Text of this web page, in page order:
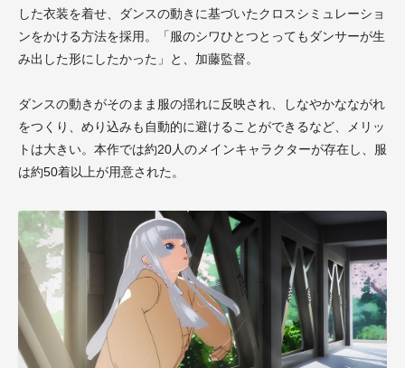
した衣装を着せ、ダンスの動きに基づいたクロスシミュレーショ
ンをかける方法を採用。「服のシワひとつとってもダンサーが生
み出した形にしたかった」と、加藤監督。
ダンスの動きがそのまま服の揺れに反映され、しなやかなながれ
をつくり、めり込みも自動的に避けることができるなど、メリッ
トは大きい。本作では約20人のメインキャラクターが存在し、服
は約50着以上が用意された。